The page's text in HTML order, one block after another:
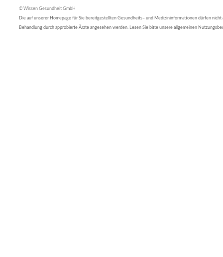
© Wissen Gesundheit GmbH
Die auf unserer Homepage für Sie bereitgestellten Gesundheits– und Medizininformationen dürfen nicht
Behandlung durch approbierte Ärzte angesehen werden. Lesen Sie bitte unsere allgemeinen